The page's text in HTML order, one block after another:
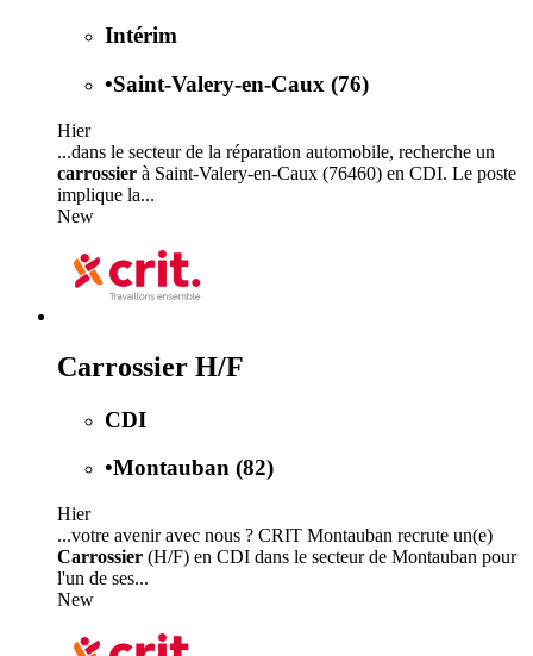
Intérim
•Saint-Valery-en-Caux (76)
Hier
...dans le secteur de la réparation automobile, recherche un
carrossier à Saint-Valery-en-Caux (76460) en CDI. Le poste
implique la...
New
Carrossier H/F
CDI
•Montauban (82)
Hier
...votre avenir avec nous ? CRIT Montauban recrute un(e)
Carrossier (H/F) en CDI dans le secteur de Montauban pour
l'un de ses...
New